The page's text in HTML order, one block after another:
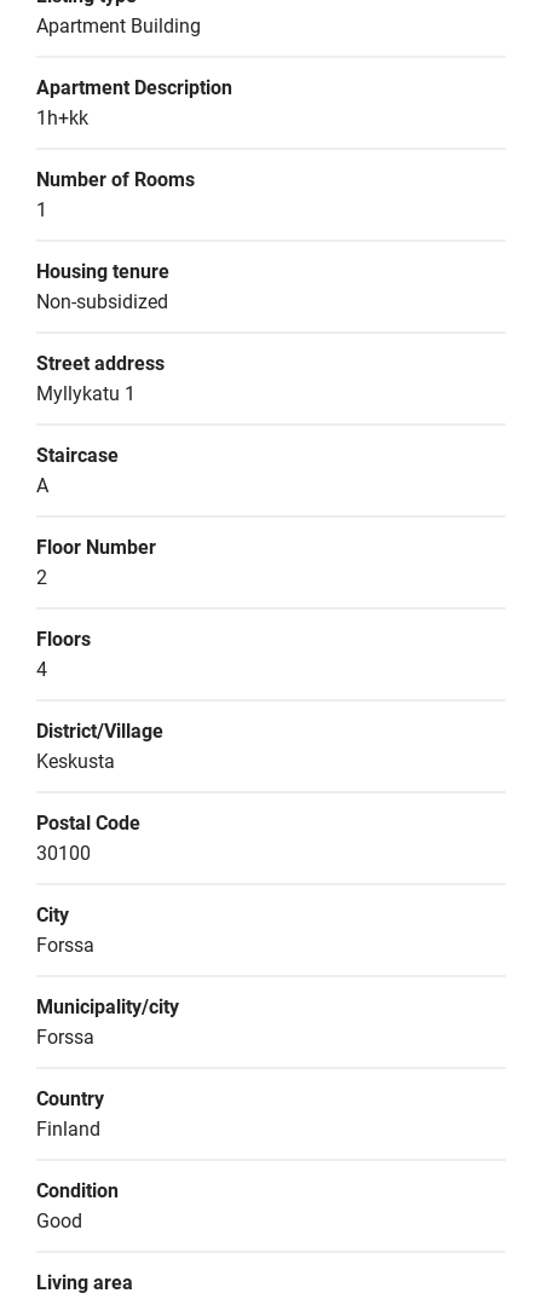
Apartment Building
Apartment Description
1h+kk
Number of Rooms
1
Housing tenure
Non-subsidized
Street address
Myllykatu 1
Staircase
A
Floor Number
2
Floors
4
District/Village
Keskusta
Postal Code
30100
City
Forssa
Municipality/city
Forssa
Country
Finland
Condition
Good
Living area